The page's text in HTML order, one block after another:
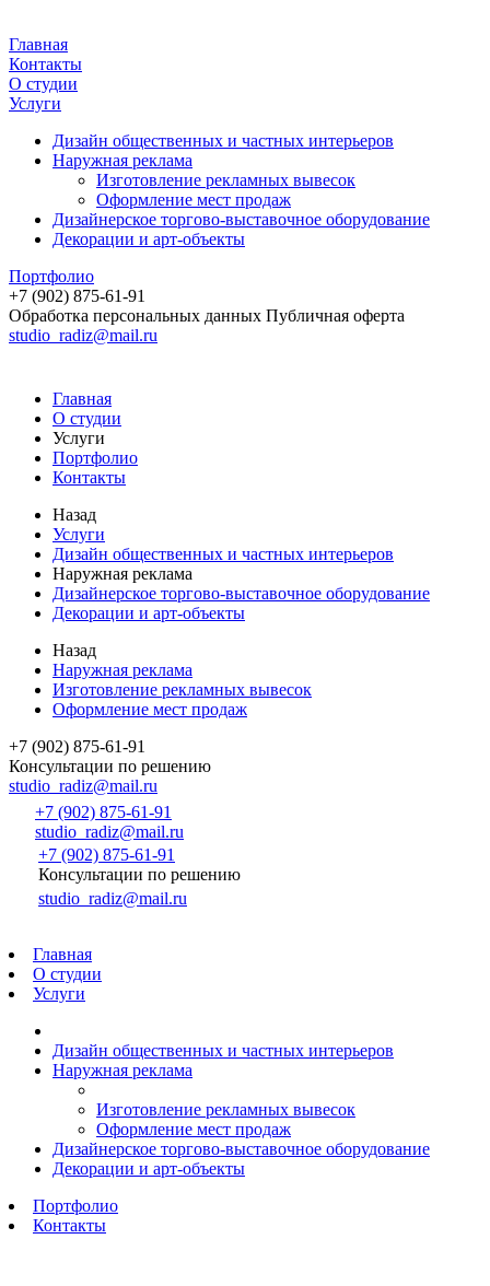
Главная
Контакты
О студии
Услуги
Дизайн общественных и частных интерьеров
Наружная реклама
Изготовление рекламных вывесок
Оформление мест продаж
Дизайнерское торгово-выставочное оборудование
Декорации и арт-объекты
Портфолио
+7 (902) 875-61-91
Обработка персональных данных Публичная оферта
studio_radiz@mail.ru
Главная
О студии
Услуги
Портфолио
Контакты
Назад
Услуги
Дизайн общественных и частных интерьеров
Наружная реклама
Дизайнерское торгово-выставочное оборудование
Декорации и арт-объекты
Назад
Наружная реклама
Изготовление рекламных вывесок
Оформление мест продаж
+7 (902) 875-61-91
Консультации по решению
studio_radiz@mail.ru
+7 (902) 875-61-91
studio_radiz@mail.ru
+7 (902) 875-61-91
Консультации по решению
studio_radiz@mail.ru
Главная
О студии
Услуги
Дизайн общественных и частных интерьеров
Наружная реклама
Изготовление рекламных вывесок
Оформление мест продаж
Дизайнерское торгово-выставочное оборудование
Декорации и арт-объекты
Портфолио
Контакты